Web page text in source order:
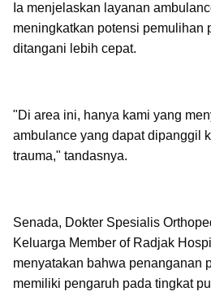
Ia menjelaskan layanan
meningkatkan potensi pemulihan
ditangani lebih cepat.
"Di area ini, hanya kami yang
ambulance yang dapat dipanggil
trauma," tandasnya.
Senada, Dokter Spesialis
Keluarga Member of Radjak
menyatakan bahwa penanganan
memiliki pengaruh pada tingkat